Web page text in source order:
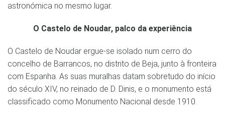
astronómica no mesmo lugar.
O Castelo de Noudar, palco da experiência
O Castelo de Noudar ergue-se isolado num cerro do
concelho de Barrancos, no distrito de Beja, junto à fronteira
com Espanha. As suas muralhas datam sobretudo do início
do século XIV, no reinado de D. Dinis, e o monumento está
classificado como Monumento Nacional desde 1910.